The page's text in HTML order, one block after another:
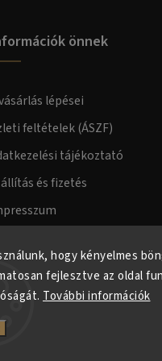
hogy kényelmes
fejlesztve az oldal
További információk
önnek
lépései
feltételek (ÁSZF)
tájékoztató
és fizetés